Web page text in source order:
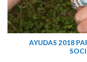
AYUDAS 2018